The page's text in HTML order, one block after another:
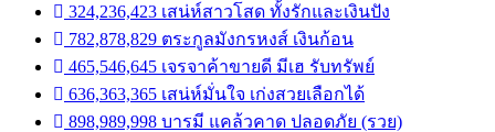
324,236,423 เสน่ห์สาวโสด ทั้งรักและเงินปัง
782,878,829 ตระกูลมังกรหงส์ เงินก้อน
465,546,645 เจรจาค้าขายดี มีเฮ รับทรัพย์
636,363,365 เสน่ห์มั่นใจ เก่งสวยเลือกได้
898,989,998 บารมี แคล้วคาด ปลอดภัย (รวย)